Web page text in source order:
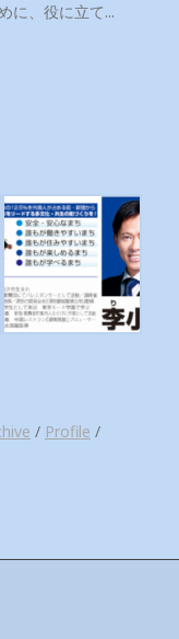
に、役に立て...
/ Profile /